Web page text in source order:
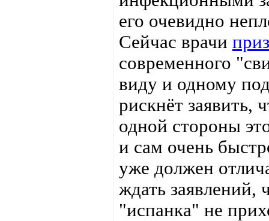
его очевидно
Сейчас врачи
современного
виду и одному
рискнёт заявить,
одной стороны
и сам очень
уже должен
ждать заявлений,
"испанка" не